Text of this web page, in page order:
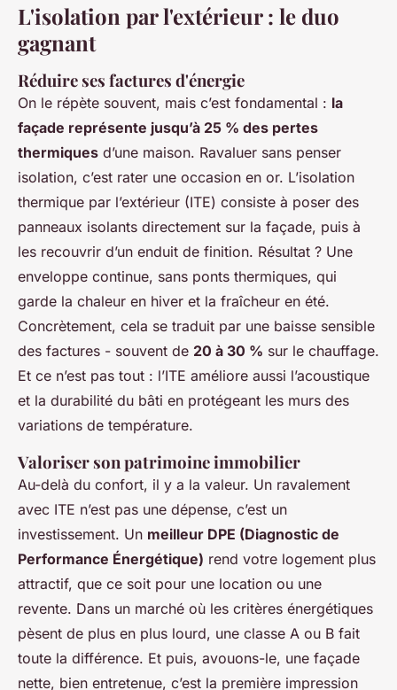
L'isolation par l'extérieur : le duo
gagnant
Réduire ses factures d'énergie
On le répète souvent, mais c’est fondamental : la
façade représente jusqu’à 25 % des pertes
thermiques d’une maison. Ravaluer sans penser
isolation, c’est rater une occasion en or. L’isolation
thermique par l’extérieur (ITE) consiste à poser des
panneaux isolants directement sur la façade, puis à
les recouvrir d’un enduit de finition. Résultat ? Une
enveloppe continue, sans ponts thermiques, qui
garde la chaleur en hiver et la fraîcheur en été.
Concrètement, cela se traduit par une baisse sensible
des factures - souvent de 20 à 30 % sur le chauffage.
Et ce n’est pas tout : l’ITE améliore aussi l’acoustique
et la durabilité du bâti en protégeant les murs des
variations de température.
Valoriser son patrimoine immobilier
Au-delà du confort, il y a la valeur. Un ravalement
avec ITE n’est pas une dépense, c’est un
investissement. Un meilleur DPE (Diagnostic de
Performance Énergétique) rend votre logement plus
attractif, que ce soit pour une location ou une
revente. Dans un marché où les critères énergétiques
pèsent de plus en plus lourd, une classe A ou B fait
toute la différence. Et puis, avouons-le, une façade
nette, bien entretenue, c’est la première impression